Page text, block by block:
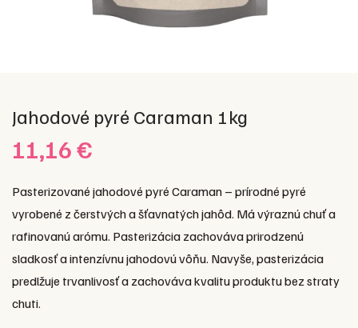
Jahodové pyré Caraman 1kg
11,16€
Pasterizované jahodové pyré Caraman – prírodné pyré
vyrobené z čerstvých a šťavnatých jahôd. Má výraznú chuť a
rafinovanú arómu. Pasterizácia zachováva prirodzenú
sladkosť a intenzívnu jahodovú vôňu. Navyše, pasterizácia
predlžuje trvanlivosť a zachováva kvalitu produktu bez straty
chuti.